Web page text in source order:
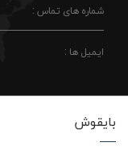
شماره های تماس :
ایمیل ها :
بایقوش